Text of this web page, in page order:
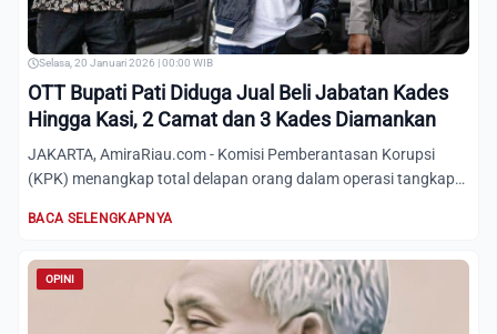
Selasa, 20 Januari 2026 | 00:00 WIB
OTT Bupati Pati Diduga Jual Beli Jabatan Kades
Hingga Kasi, 2 Camat dan 3 Kades Diamankan
JAKARTA, AmiraRiau.com - Komisi Pemberantasan Korupsi
(KPK) menangkap total delapan orang dalam operasi tangkap
BACA SELENGKAPNYA
OPINI